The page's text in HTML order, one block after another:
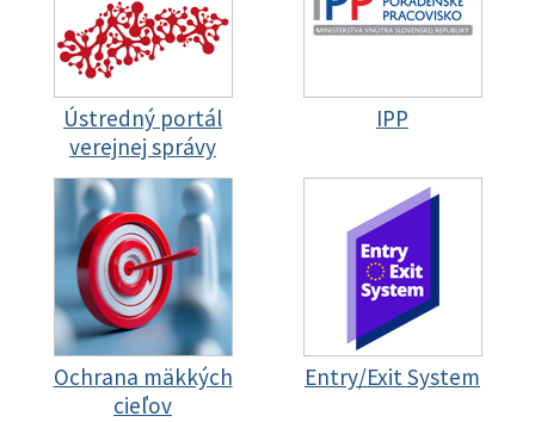
Ústredný portál
verejnej správy
IPP
Ochrana mäkkých
cieľov
Entry/Exit System